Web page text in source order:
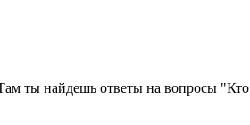
ты найдешь ответы на вопросы